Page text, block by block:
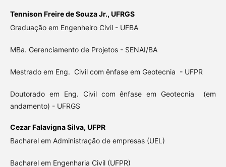
Tennison Freire de Souza Jr., UFRGS
Graduação em Engenheiro Civil - UFBA
MBa. Gerenciamento de Projetos - SENAI/BA
Mestrado em Eng. Civil com ênfase em Geotecnia - UFPR
Doutorado em Eng. Civil com ênfase em Geotecnia (em
andamento) - UFRGS
Cezar Falavigna Silva, UFPR
Bacharel em Administração de empresas (UEL)
Bacharel em Engenharia Civil (UFPR)